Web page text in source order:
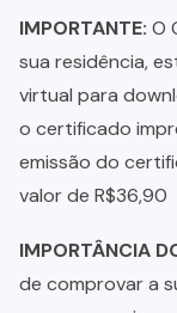
IMPORTANTE: O
sua residência,
virtual para
o certificado
emissão do
valor de R$36,90
IMPORTÂNCIA
de comprovar a